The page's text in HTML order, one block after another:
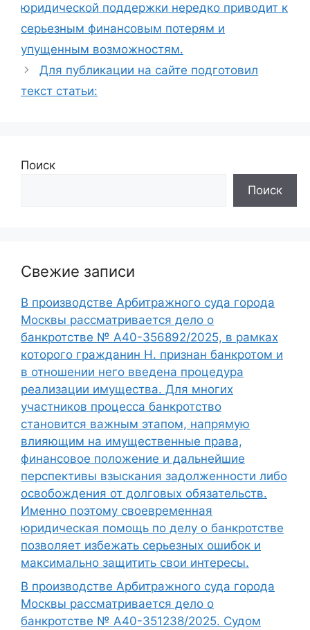
юридической поддержки нередко приводит к
серьезным финансовым потерям и
упущенным возможностям.
Для публикации на сайте подготовил
текст статьи:
Поиск
Поиск
Свежие записи
В производстве Арбитражного суда города
Москвы рассматривается дело о
банкротстве № А40-356892/2025, в рамках
которого гражданин Н. признан банкротом и
в отношении него введена процедура
реализации имущества. Для многих
участников процесса банкротство
становится важным этапом, напрямую
влияющим на имущественные права,
финансовое положение и дальнейшие
перспективы взыскания задолженности либо
освобождения от долговых обязательств.
Именно поэтому своевременная
юридическая помощь по делу о банкротстве
позволяет избежать серьезных ошибок и
максимально защитить свои интересы.
В производстве Арбитражного суда города
Москвы рассматривается дело о
банкротстве № А40-351238/2025. Судом